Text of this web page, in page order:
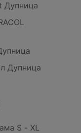
Дупница
Дупница
S - XL